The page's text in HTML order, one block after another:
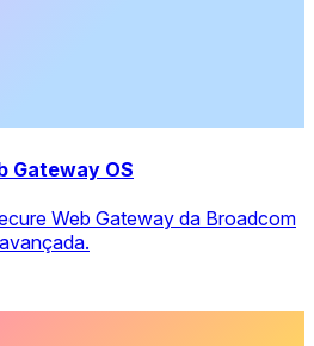
Gateway OS
Web Gateway da Broadcom